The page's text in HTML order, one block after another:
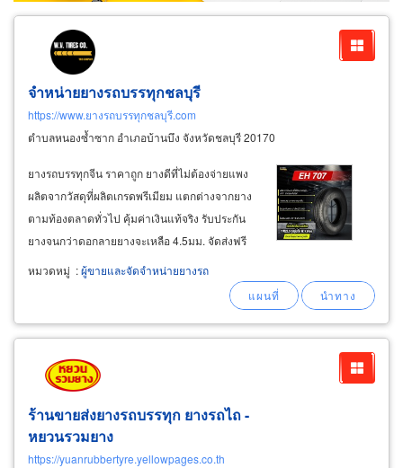
จำหน่ายยางรถบรรทุกชลบุรี
https://www.ยางรถบรรทุกชลบุรี.com
ตำบลหนองซ้ำซาก อำเภอบ้านบึง จังหวัดชลบุรี 20170
ยางรถบรรทุกจีน ราคาถูก ยางดีที่ไม่ต้องจ่ายแพง
ผลิตจากวัสดุที่ผลิตเกรดพรีเมียม แตกต่างจากยาง
ตามท้องตลาดทั่วไป คุ้มค่าเงินแท้จริง รับประกัน
ยางจนกว่าดอกลายยางจะเหลือ 4.5มม. จัดส่งฟรี
ทั่วประเทศ ยางรถบรรทุก 11r22.5 รุ่น eh707 รุ่น
ยอดนิยม best seller ดอกยางละเอียด ขอบยางรับ
หมวดหมู่ :ผู้ขายและจัดจำหน่ายยางรถ
ร้านขายส่งยางรถบรรทุก ยางรถไถ -
หยวนรวมยาง
https://yuanrubbertyre.yellowpages.co.th